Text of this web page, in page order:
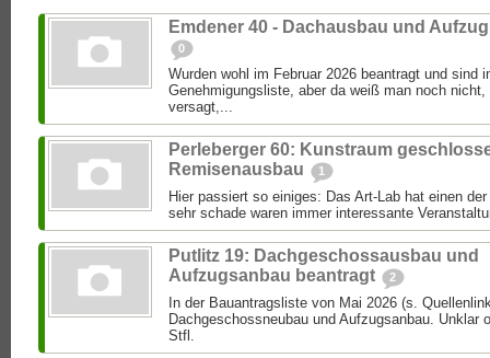
Emdener 40 - Dachausbau und Aufzug
0
Wurden wohl im Februar 2026 beantragt und sind
Genehmigungsliste, aber da weiß man noch nicht,
versagt,...
Perleberger 60: Kunstraum
Remisenausbau
1
Hier passiert so einiges: Das Art-Lab hat einen
sehr schade waren immer interessante
Putlitz 19: Dachgeschossausbau und
Aufzugsanbau beantragt
2
In der Bauantragsliste von Mai 2026 (s.
Dachgeschossneubau und Aufzugsanbau. Unklar
Stfl.